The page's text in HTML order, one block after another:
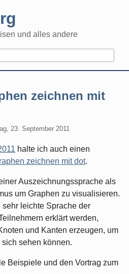
und alles andere
zeichnen mit
23. September 2011
halte ich auch einen
zeichnen mit dot.
Auszeichnungssprache als
um Graphen zu visualisieren.
sehr leichte Sprache der
erklärt werden,
und Kanten erzeugen, um
sehen können.
Beispiele und den Vortrag zum